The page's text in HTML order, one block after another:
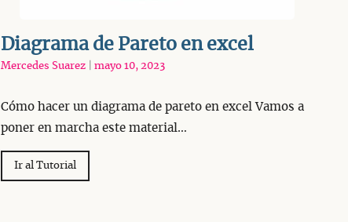
Diagrama de Pareto en excel
Mercedes Suarez mayo 10, 2023
Cómo hacer un diagrama de pareto en excel Vamos a
poner en marcha este material…
Ir al Tutorial